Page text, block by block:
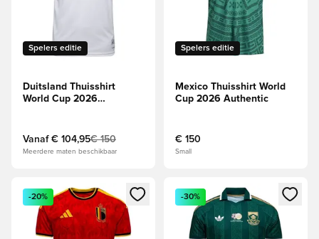
Spelers editie
Duitsland Thuisshirt
World Cup 2026
Vanaf € 104,95€ 150
Meerdere maten beschikbaar
Spelers editie
Mexico Thuisshirt World
Cup 2026 Authentic
€ 150
Small
Opent een venster om in te loggen of je aan te melden als
-20%
Opent een venster om in te
-30%